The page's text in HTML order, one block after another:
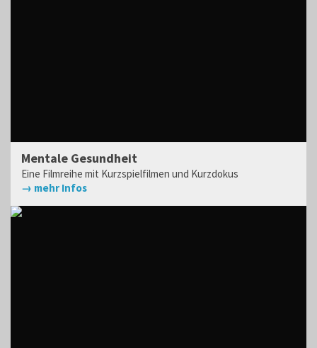
Mentale Gesundheit
Eine Filmreihe mit Kurzspielfilmen und Kurzdokus
→ mehr Infos